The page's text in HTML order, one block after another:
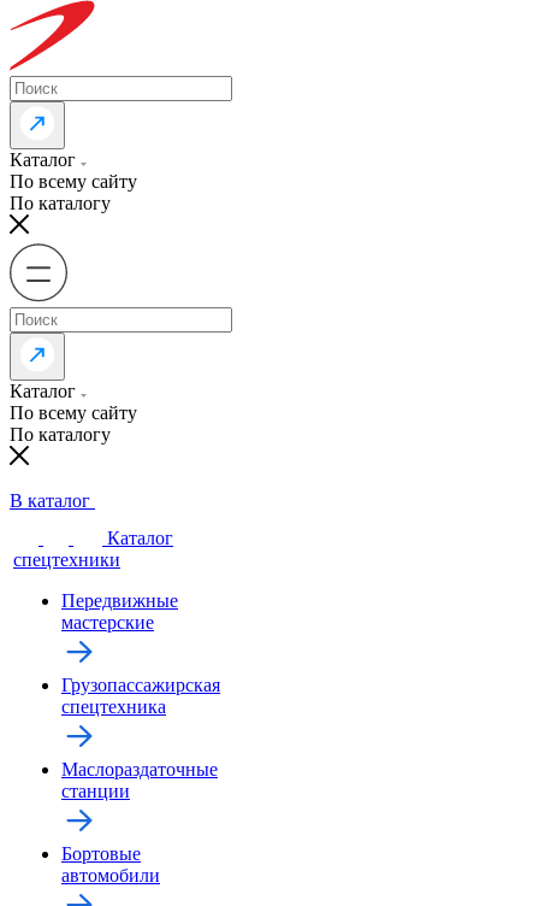
Каталог
По всему сайту
По каталогу
Каталог
По всему сайту
По каталогу
В каталог
Каталог
спецтехники
Передвижные
мастерские
Грузопассажирская
спецтехника
Маслораздаточные
станции
Бортовые
автомобили